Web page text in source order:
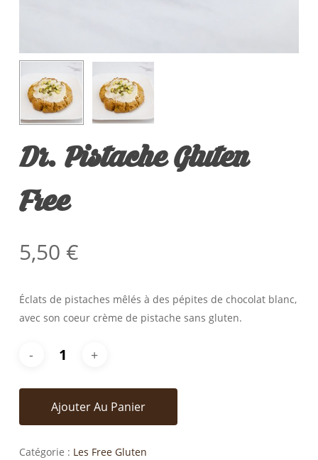
Dr. Pistache Gluten
Free
5,50 €
Éclats de pistaches mêlés à des pépites de chocolat blanc,
avec son coeur crème de pistache sans gluten.
Ajouter Au Panier
Catégorie : Les Free Gluten